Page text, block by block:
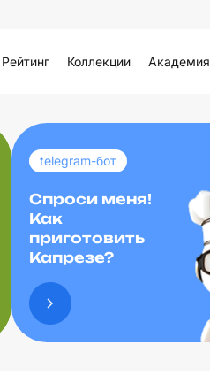
Рейтинг Коллекции Академия
telegram-бот
Спроси меня!
Как
приготовить
Капрезе?